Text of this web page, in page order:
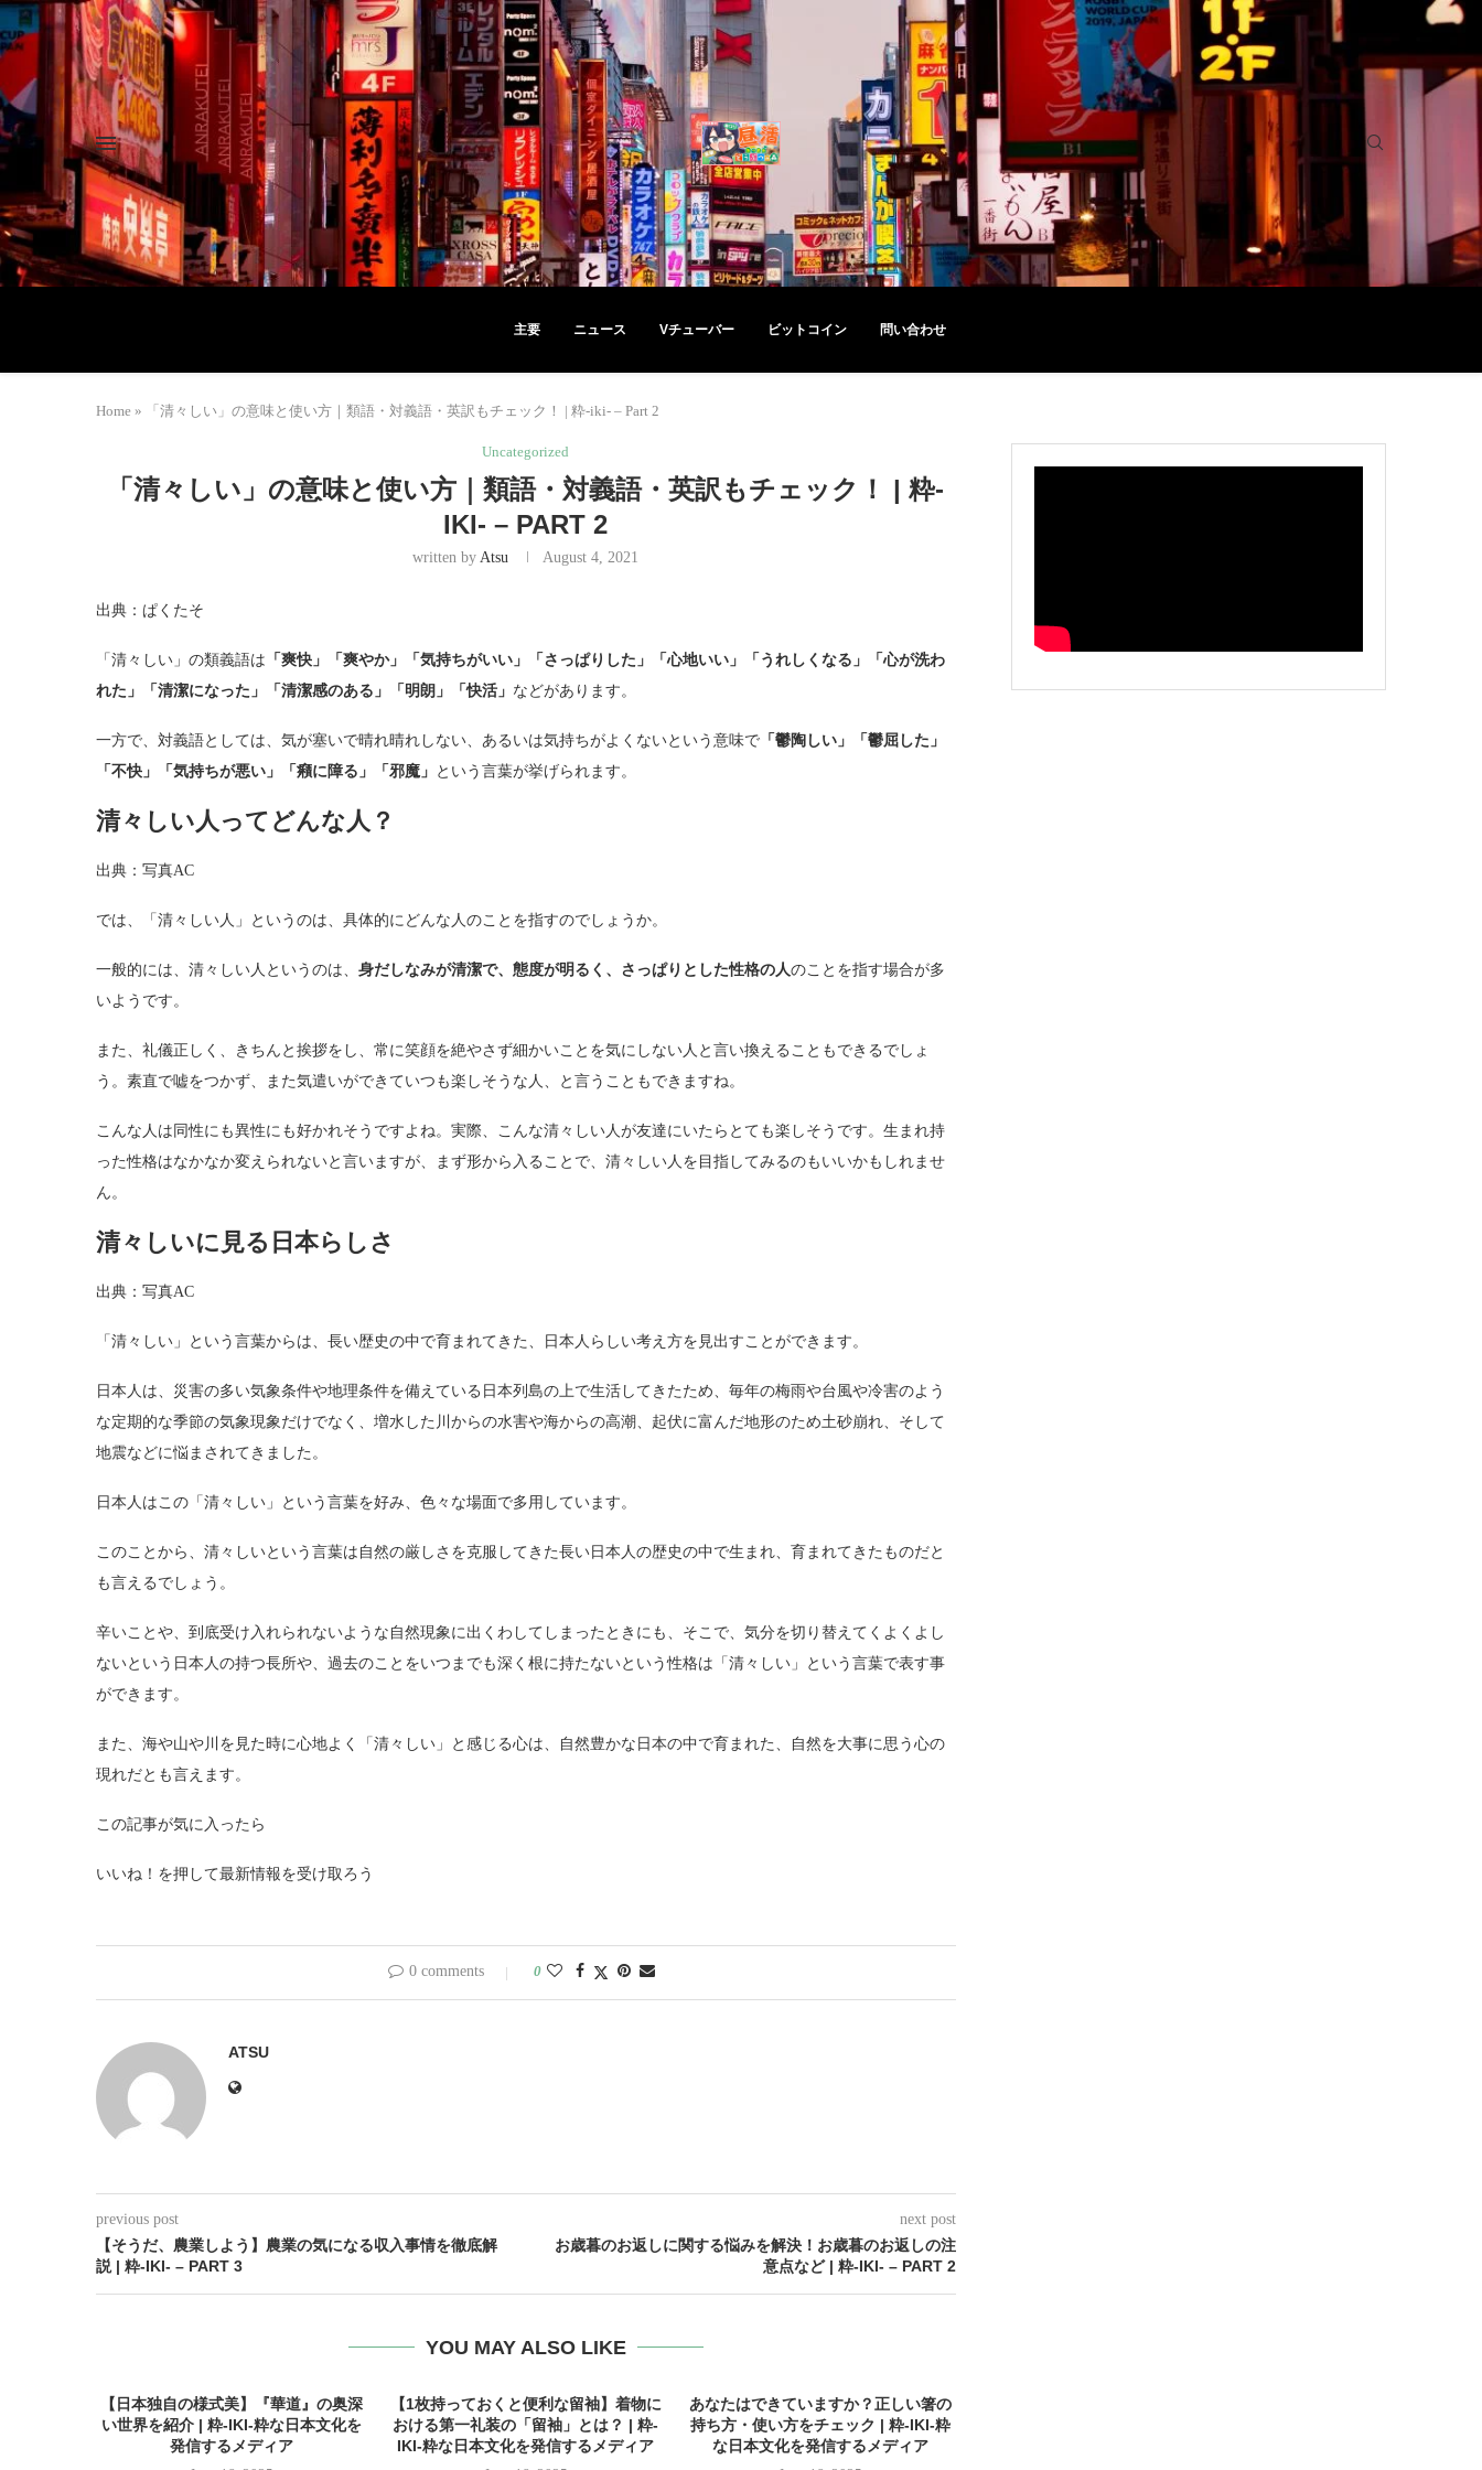
主要 ニュース Vチューバー ビットコイン 問い合わせ
Home » 「清々しい」の意味と使い方｜類語・対義語・英訳もチェック！ | 粋-iki- – Part 2
Uncategorized
「清々しい」の意味と使い方｜類語・対義語・英訳もチェック！ | 粋-
IKI- – PART 2
written by Atsu August 4, 2021
出典：ぱくたそ
「清々しい」の類義語は 「爽快」「爽やか」「気持ちがいい」「さっぱりした」「心地いい」「うれしくなる」「心が洗わ
れた」「清潔になった」「清潔感のある」「明朗」「快活」 などがあります。
一方で、対義語としては、気が塞いで晴れ晴れしない、あるいは気持ちがよくないという意味で 「鬱陶しい」「鬱屈した」
「不快」「気持ちが悪い」「癪に障る」「邪魔」 という言葉が挙げられます。
清々しい人ってどんな人？
出典：写真AC
では、「清々しい人」というのは、具体的にどんな人のことを指すのでしょうか。
一般的には、清々しい人というのは、 身だしなみが清潔で、態度が明るく、さっぱりとした性格の人のことを指す場合が多
いようです。
また、礼儀正しく、きちんと挨拶をし、常に笑顔を絶やさず細かいことを気にしない人と言い換えることもできるでしょ
う。素直で嘘をつかず、また気遣いができていつも楽しそうな人、と言うこともできますね。
こんな人は同性にも異性にも好かれそうですよね。実際、こんな清々しい人が友達にいたらとても楽しそうです。生まれ持
った性格はなかなか変えられないと言いますが、まず形から入ることで、清々しい人を目指してみるのもいいかもしれませ
ん。
清々しいに見る日本らしさ
出典：写真AC
「清々しい」という言葉からは、長い歴史の中で育まれてきた、日本人らしい考え方を見出すことができます。
日本人は、災害の多い気象条件や地理条件を備えている日本列島の上で生活してきたため、毎年の梅雨や台風や冷害のよう
な定期的な季節の気象現象だけでなく、増水した川からの水害や海からの高潮、起伏に富んだ地形のため土砂崩れ、そして
地震などに悩まされてきました。
日本人はこの「清々しい」という言葉を好み、色々な場面で多用しています。
このことから、清々しいという言葉は自然の厳しさを克服してきた長い日本人の歴史の中で生まれ、育まれてきたものだと
も言えるでしょう。
辛いことや、到底受け入れられないような自然現象に出くわしてしまったときにも、そこで、気分を切り替えてくよくよし
ないという日本人の持つ長所や、過去のことをいつまでも深く根に持たないという性格は「清々しい」という言葉で表す事
ができます。
また、海や山や川を見た時に心地よく「清々しい」と感じる心は、自然豊かな日本の中で育まれた、自然を大事に思う心の
現れだとも言えます。
この記事が気に入ったら
いいね！を押して最新情報を受け取ろう
0 comments 0
ATSU
previous post
【そうだ、農業しよう】農業の気になる収入事情を徹底解
説 | 粋-IKI- – PART 3
next post
お歳暮のお返しに関する悩みを解決！お歳暮のお返しの注
意点など | 粋-IKI- – PART 2
YOU MAY ALSO LIKE
【日本独自の様式美】『華道』の奥深
い世界を紹介 | 粋-IKI-粋な日本文化を
発信するメディア
【1枚持っておくと便利な留袖】着物に
おける第一礼装の「留袖」とは？ | 粋-
IKI-粋な日本文化を発信するメディア
あなたはできていますか？正しい箸の
持ち方・使い方をチェック | 粋-IKI-粋
な日本文化を発信するメディア